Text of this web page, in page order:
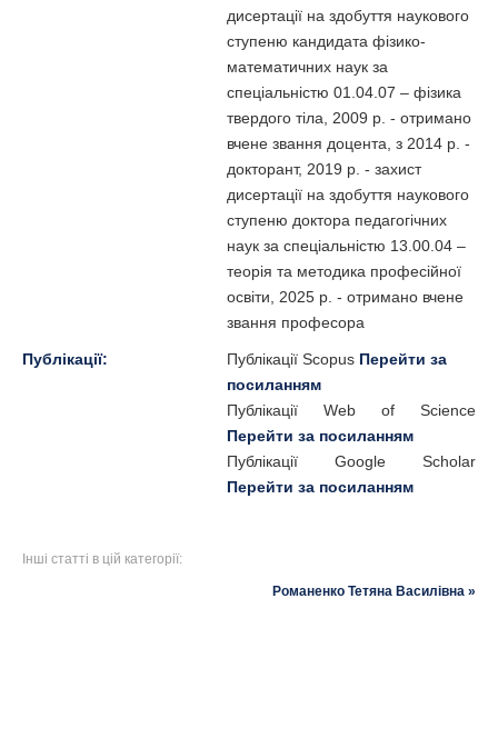
дисертації на здобуття наукового
ступеню кандидата фізико-
математичних наук за
спеціальністю 01.04.07 – фізика
твердого тіла, 2009 р. - отримано
вчене звання доцента, з 2014 р. -
докторант, 2019 р. - захист
дисертації на здобуття наукового
ступеню доктора педагогічних
наук за спеціальністю 13.00.04 –
теорія та методика професійної
освіти, 2025 р. - отримано вчене
звання професора
Публікації: Публікації Scopus Перейти за
посиланням
Публікації Web of Science
Перейти за посиланням
Публікації Google Scholar
Перейти за посиланням
Інші статті в цій категорії:
Романенко Тетяна Василівна »